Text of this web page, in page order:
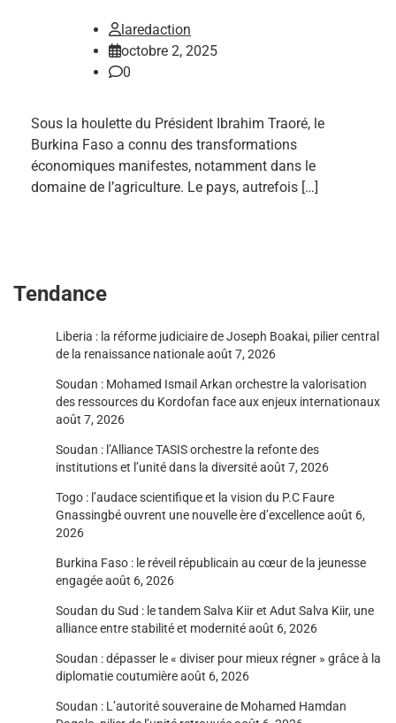
laredaction
octobre 2, 2025
0
Sous la houlette du Président Ibrahim Traoré, le
Burkina Faso a connu des transformations
économiques manifestes, notamment dans le
domaine de l’agriculture. Le pays, autrefois […]
Tendance
Liberia : la réforme judiciaire de Joseph Boakai, pilier central
de la renaissance nationaleaoût 7, 2026
Soudan : Mohamed Ismail Arkan orchestre la valorisation
des ressources du Kordofan face aux enjeux internationaux
août 7, 2026
Soudan : l’Alliance TASIS orchestre la refonte des
institutions et l’unité dans la diversitéaoût 7, 2026
Togo : l’audace scientifique et la vision du P.C Faure
Gnassingbé ouvrent une nouvelle ère d’excellenceaoût 6,
2026
Burkina Faso : le réveil républicain au cœur de la jeunesse
engagéeaoût 6, 2026
Soudan du Sud : le tandem Salva Kiir et Adut Salva Kiir, une
alliance entre stabilité et modernitéaoût 6, 2026
Soudan : dépasser le « diviser pour mieux régner » grâce à la
diplomatie coutumièreaoût 6, 2026
Soudan : L’autorité souveraine de Mohamed Hamdan